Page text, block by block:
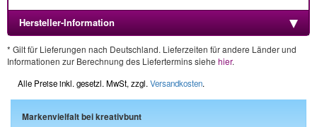
Hersteller-Information
* Gilt für Lieferungen nach Deutschland. Lieferzeiten für andere Länder und
Informationen zur Berechnung des Liefertermins siehe hier.
Alle Preise inkl. gesetzl. MwSt, zzgl. Versandkosten.
Markenvielfalt bei kreativbunt